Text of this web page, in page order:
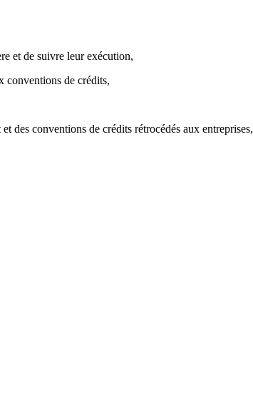
et de suivre leur exécution,
conventions de crédits,
des conventions de crédits rétrocédés aux entreprises,